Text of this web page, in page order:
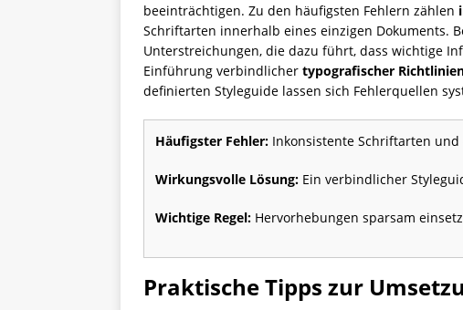
beeinträchtigen. Zu den häufigsten Fehlern zählen
Schriftarten innerhalb eines einzigen Dokuments.
Unterstreichungen, die dazu führt, dass wichtige
Einführung verbindlicher typografischer
definierten Styleguide lassen sich Fehlerquellen
Häufigster Fehler: Inkonsistente Schriftarten
Wirkungsvolle Lösung: Ein verbindlicher
Wichtige Regel: Hervorhebungen sparsam
Praktische Tipps zur